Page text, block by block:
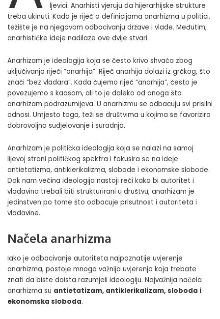
ljevici. Anarhisti vjeruju da hijerarhijske strukture
treba ukinuti. Kada je riječ o definicijama anarhizma u politici,
težište je na njegovom odbacivanju države i vlade. Međutim,
anarhističke ideje nadilaze ove dvije stvari.
Anarhizam je ideologija koja se često krivo shvaća zbog
uključivanja riječi “anarhija”. Riječ anarhija dolazi iz grčkog, što
znači “bez vladara”. Kada čujemo riječ “anarhija”, često je
povezujemo s kaosom, ali to je daleko od onoga što
anarhizam podrazumijeva. U anarhizmu se odbacuju svi prisilni
odnosi. Umjesto toga, teži se društvima u kojima se favorizira
dobrovoljno sudjelovanje i suradnja.
Anarhizam je politička ideologija koja se nalazi na samoj
lijevoj strani političkog spektra i fokusira se na ideje
antietatizma, antiklerikalizma, slobode i ekonomske slobode.
Dok nam većina ideologija nastoji reći kako bi autoritet i
vladavina trebali biti strukturirani u društvu, anarhizam je
jedinstven po tome što odbacuje prisutnost i autoriteta i
vladavine.
Načela anarhizma
Iako je odbacivanje autoriteta najpoznatije uvjerenje
anarhizma, postoje mnoga važnija uvjerenja koja trebate
znati da biste doista razumjeli ideologiju. Najvažnija načela
anarhizma su antietatizam, antiklerikalizam, sloboda i
ekonomska sloboda.